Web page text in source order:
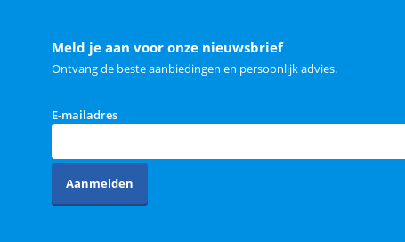
Meld je aan voor onze nieuwsbrief
Ontvang de beste aanbiedingen en persoonlijk advies.
E-mailadres
Aanmelden